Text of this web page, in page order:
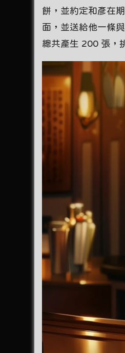
餅，並約定和彥在
面，並送給他一條
總共產生 200 張，